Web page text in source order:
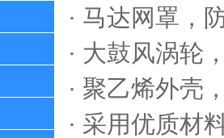
· 马达网罩，
· 大鼓风涡轮
· 聚乙烯外壳
· 采用优质材